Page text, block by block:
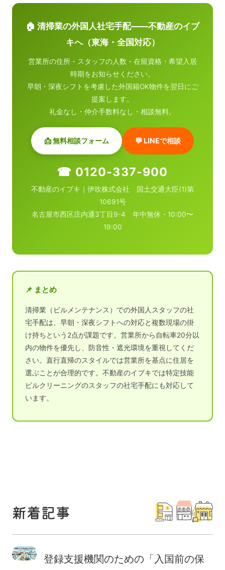
🏠 清掃業の外国人社宅手配——不動産のイブ
キへ（東海・全国対応）
営業所の住所・スタッフの人数・在留資格・希望入居
時期をお知らせください。
早朝・深夜シフトを考慮した外国籍OK物件を翌日にご
提案します。
礼金なし・仲介手数料なし・相談無料。
📩 無料相談フォーム 💬 LINEで相談
☎ 0120-337-900
不動産のイブキ｜伊吹株式会社 国土交通大臣(1)第
10691号
名古屋市西区庄内通3丁目9-4 年中無休・10:00〜
19:00
📌 まとめ
清掃業（ビルメンテナンス）での外国人スタッフの社
宅手配は、早朝・深夜シフトへの対応と複数現場の掛
け持ちという2点が課題です。営業所から自転車20分以
内の物件を優先し、防音性・遮光環境を重視してくだ
さい。直行直帰のスタイルでは営業所を基点に住居を
選ぶことが合理的です。不動産のイブキでは特定技能
ビルクリーニングのスタッフの社宅手配にも対応して
います。
新着記事
登録支援機関のための「入国前の保